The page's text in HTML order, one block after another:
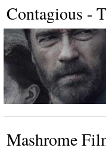
Contagious -
Mashrome